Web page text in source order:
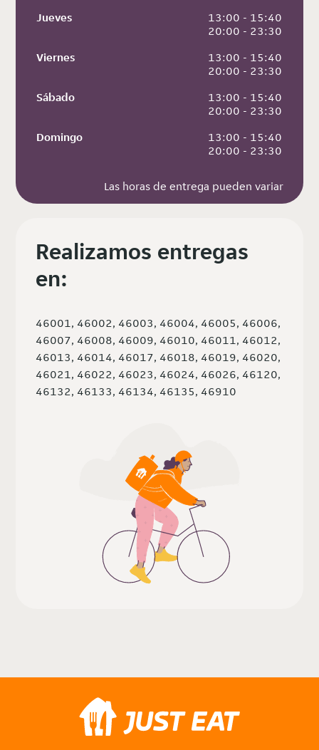
Jueves
13:00 - 15:40
20:00 - 23:30
Viernes
13:00 - 15:40
20:00 - 23:30
Sábado
13:00 - 15:40
20:00 - 23:30
Domingo
13:00 - 15:40
20:00 - 23:30
Las horas de entrega pueden variar
Realizamos entregas
en:
46001, 46002, 46003, 46004, 46005, 46006,
46007, 46008, 46009, 46010, 46011, 46012,
46013, 46014, 46017, 46018, 46019, 46020,
46021, 46022, 46023, 46024, 46026, 46120,
46132, 46133, 46134, 46135, 46910